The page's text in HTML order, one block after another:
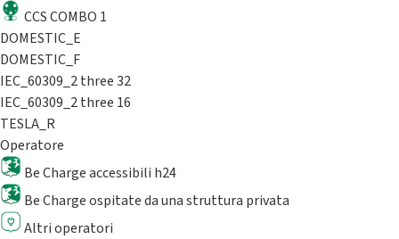
CCS COMBO 1
DOMESTIC_E
DOMESTIC_F
IEC_60309_2 three 32
IEC_60309_2 three 16
TESLA_R
Operatore
Be Charge accessibili h24
Be Charge ospitate da una struttura privata
Altri operatori